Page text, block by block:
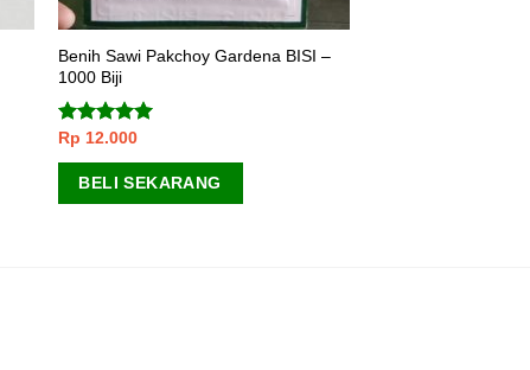
Benih Sawi Pakchoy Gardena BISI –
1000 Biji
Dinilai5.00
Rp 12.000
BELI SEKARANG